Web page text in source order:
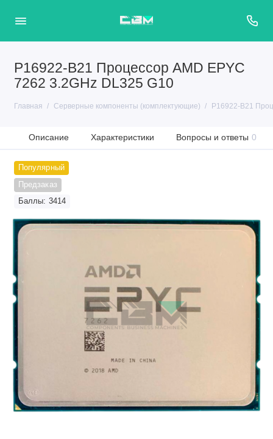
P16922-B21 Процессор AMD EPYC
7262 3.2GHz DL325 G10
Главная Серверные компоненты (комплектующие) P16922-B21
Описание Характеристики Вопросы и ответы 0
Популярный
Предзаказ
Баллы: 3414